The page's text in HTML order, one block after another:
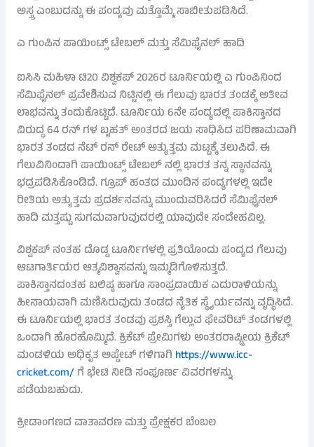
ಅಸ್ತ್ರ ಎಂಬುದನ್ನು ಈ ಪಂದ್ಯವು ಮತ್ತೊಮ್ಮೆ ಸಾಬೀತುಪಡಿಸಿದೆ.
ಎ ಗುಂಪಿನ ಪಾಯಿಂಟ್ಸ್ ಟೇಬಲ್ ಮತ್ತು ಸೆಮಿಫೈನಲ್ ಹಾದಿ
ಐಸಿಸಿ ಮಹಿಳಾ ಟಿ20 ವಿಶ್ವಕಪ್ 2026ರ ಟೂರ್ನಿಯಲ್ಲಿ ಎ ಗುಂಪಿನಿಂದ
ಸೆಮಿಫೈನಲ್ ಪ್ರವೇಶಿಸುವ ನಿಟ್ಟಿನಲ್ಲಿ ಈ ಗೆಲುವು ಭಾರತ ತಂಡಕ್ಕೆ ಅತೀವ
ಲಾಭವನ್ನು ತಂದುಕೊಟ್ಟಿದೆ. ಟೂರ್ನಿಯ 6ನೇ ಪಂದ್ಯದಲ್ಲಿ ಪಾಕಿಸ್ತಾನದ
ವಿರುದ್ಧ 64 ರನ್ ಗಳ ಬೃಹತ್ ಅಂತರದ ಜಯ ಸಾಧಿಸಿದ ಪರಿಣಾಮವಾಗಿ
ಭಾರತ ತಂಡದ ನೆಟ್ ರನ್ ರೇಟ್ ಅತ್ಯುತ್ತಮ ಮಟ್ಟಕ್ಕೆ ತಲುಪಿದೆ. ಈ
ಗೆಲುವಿನಿಂದಾಗಿ ಪಾಯಿಂಟ್ಸ್ ಟೇಬಲ್ ನಲ್ಲಿ ಭಾರತ ತನ್ನ ಸ್ಥಾನವನ್ನು
ಭದ್ರಪಡಿಸಿಕೊಂಡಿದೆ. ಗ್ರೂಪ್ ಹಂತದ ಮುಂದಿನ ಪಂದ್ಯಗಳಲ್ಲಿ ಇದೇ
ರೀತಿಯ ಅತ್ಯುತ್ತಮ ಪ್ರದರ್ಶನವನ್ನು ಮುಂದುವರಿಸಿದರೆ ಸೆಮಿಫೈನಲ್
ಹಾದಿ ಮತ್ತಷ್ಟು ಸುಗಮವಾಗುವುದರಲ್ಲಿ ಯಾವುದೇ ಸಂದೇಹವಿಲ್ಲ.
ವಿಶ್ವಕಪ್ ನಂತಹ ದೊಡ್ಡ ಟೂರ್ನಿಗಳಲ್ಲಿ ಪ್ರತಿಯೊಂದು ಪಂದ್ಯದ ಗೆಲುವು
ಆಟಗಾರ್ತಿಯರ ಆತ್ಮವಿಶ್ವಾಸವನ್ನು ಇಮ್ಮಡಿಗೊಳಿಸುತ್ತದೆ.
ಪಾಕಿಸ್ತಾನದಂತಹ ಬಲಿಷ್ಠ ಹಾಗೂ ಸಾಂಪ್ರದಾಯಿಕ ಎದುರಾಳಿಯನ್ನು
ಹೀನಾಯವಾಗಿ ಮಣಿಸಿರುವುದು ತಂಡದ ನೈತಿಕ ಸ್ಥೈರ್ಯವನ್ನು ವೃದ್ಧಿಸಿದೆ.
ಈ ಟೂರ್ನಿಯಲ್ಲಿ ಭಾರತ ತಂಡವು ಪ್ರಶಸ್ತಿ ಗೆಲ್ಲುವ ಫೇವರಿಟ್ ತಂಡಗಳಲ್ಲಿ
ಒಂದಾಗಿ ಹೊರಹೊಮ್ಮಿದೆ. ಕ್ರಿಕೆಟ್ ಪ್ರೇಮಿಗಳು ಅಂತರರಾಷ್ಟ್ರೀಯ ಕ್ರಿಕೆಟ್
ಮಂಡಳಿಯ ಅಧಿಕೃತ ಅಪ್ಡೇಟ್ ಗಳಿಗಾಗಿ https://www.icc-
cricket.com/ಗೆ ಭೇಟಿ ನೀಡಿ ಸಂಪೂರ್ಣ ವಿವರಗಳನ್ನು
ಪಡೆಯಬಹುದು.
ಕ್ರೀಡಾಂಗಣದ ವಾತಾವರಣ ಮತ್ತು ಪ್ರೇಕ್ಷಕರ ಬೆಂಬಲ